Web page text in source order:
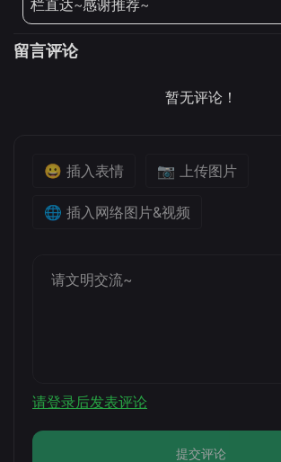
栏直达~感谢推荐~
留言评论
暂无评论！
😀 插入表情 📷 上传图片
🌐 插入网络图片&视频
请登录后发表评论
提交评论